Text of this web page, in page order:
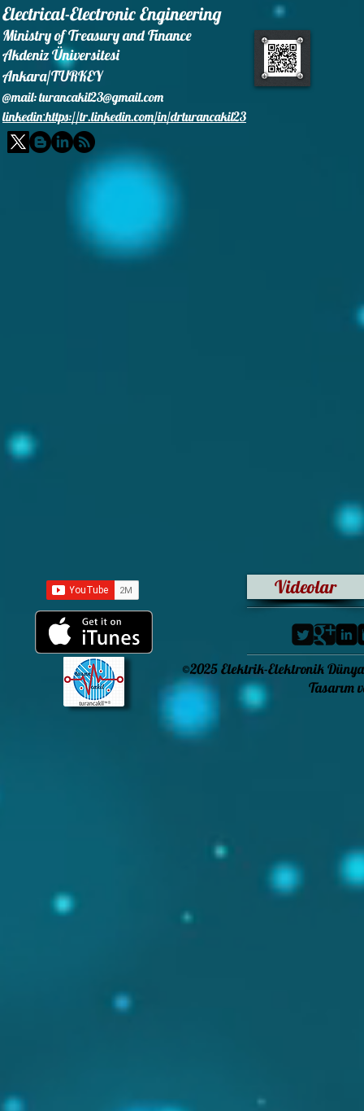
Electrical-Electronic Engineering
Ministry of Treasury and Finance
Akdeniz Üniversitesi
Ankara/TURKEY
@mail:turancakil23@gmail.com
linkedin:https://tr.linkedin.com/in/drturancakil23
Videolar
©2025 Elektrik-Elektronik
Tasarım ve